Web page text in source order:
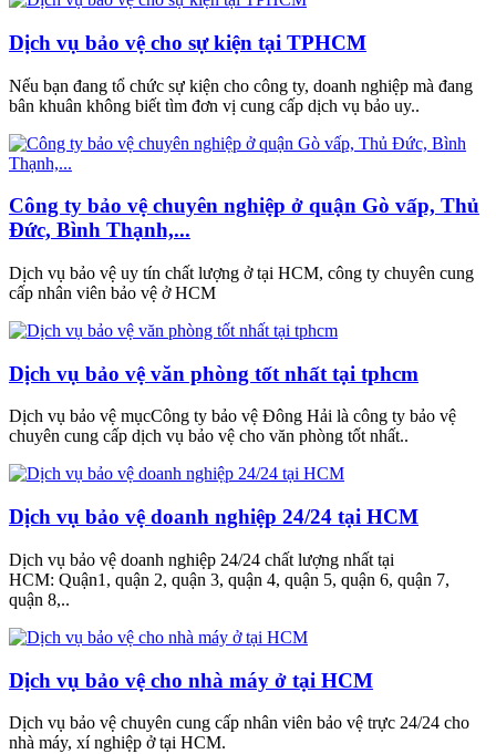
Dịch vụ bảo vệ cho sự kiện tại TPHCM
Nếu bạn đang tổ chức sự kiện cho công ty, doanh nghiệp mà đang
bân khuân không biết tìm đơn vị cung cấp dịch vụ bảo uy..
Công ty bảo vệ chuyên nghiệp ở quận Gò vấp, Thủ
Đức, Bình Thạnh,...
Dịch vụ bảo vệ uy tín chất lượng ở tại HCM, công ty chuyên cung
cấp nhân viên bảo vệ ở HCM
Dịch vụ bảo vệ văn phòng tốt nhất tại tphcm
Dịch vụ bảo vệ mụcCông ty bảo vệ Đông Hải là công ty bảo vệ
chuyên cung cấp dịch vụ bảo vệ cho văn phòng tốt nhất..
Dịch vụ bảo vệ doanh nghiệp 24/24 tại HCM
Dịch vụ bảo vệ doanh nghiệp 24/24 chất lượng nhất tại
HCM: Quận1, quận 2, quận 3, quận 4, quận 5, quận 6, quận 7,
quận 8,..
Dịch vụ bảo vệ cho nhà máy ở tại HCM
Dịch vụ bảo vệ chuyên cung cấp nhân viên bảo vệ trực 24/24 cho
nhà máy, xí nghiệp ở tại HCM.